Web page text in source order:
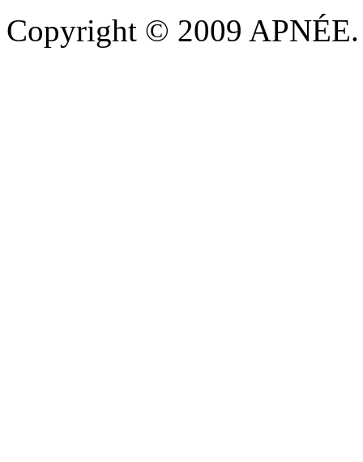
Copyright © 2009 APNÉE.